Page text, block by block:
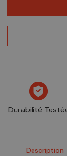
Durabilité
Description